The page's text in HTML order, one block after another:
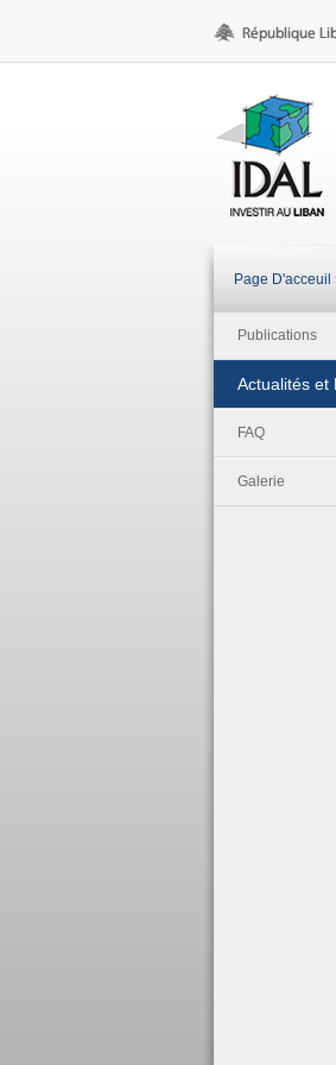
Page D'acceuil
Publications
Actualités et
FAQ
Galerie